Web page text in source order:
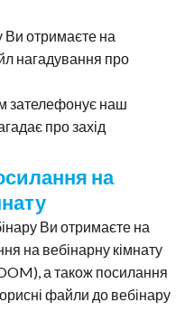
Ви отримаєте на
нагадування про
зателефонує наш
про захід
на
Ви отримаєте на
на вебінарну кімнату
а також посилання
файли до вебінару